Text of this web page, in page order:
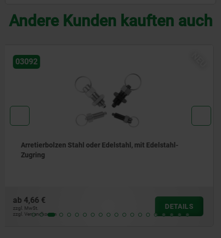
Andere Kunden kauften auch
03096
Arretierbolzen Stahl oder Edelstahl, ohne Bund, mit
Edelstahl-Zugring
ab5,01 €
zzgl. MwSt.
zzgl. Versandkosten
DETAILS